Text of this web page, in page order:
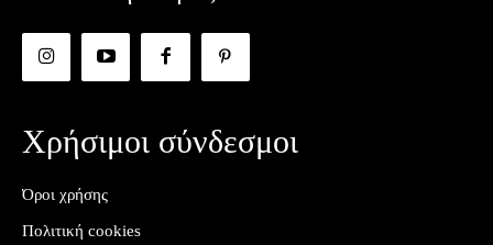
Χρήσιμοι σύνδεσμοι
Όροι χρήσης
Πολιτική cookies